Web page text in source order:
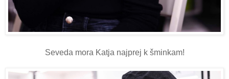
Seveda mora Katja najprej k šminkam!